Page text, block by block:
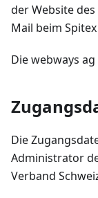
der Website
Mail beim
Die webways
Die
Administrator
Verband